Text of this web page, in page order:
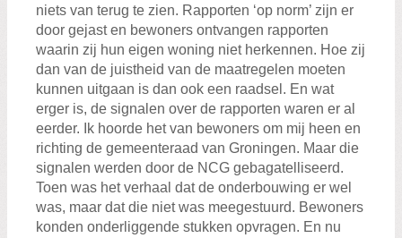
niets van terug te zien. Rapporten ‘op norm’ zijn er
door gejast en bewoners ontvangen rapporten
waarin zij hun eigen woning niet herkennen. Hoe zij
dan van de juistheid van de maatregelen moeten
kunnen uitgaan is dan ook een raadsel. En wat
erger is, de signalen over de rapporten waren er al
eerder. Ik hoorde het van bewoners om mij heen en
richting de gemeenteraad van Groningen. Maar die
signalen werden door de NCG gebagatelliseerd.
Toen was het verhaal dat de onderbouwing er wel
was, maar dat die niet was meegestuurd. Bewoners
konden onderliggende stukken opvragen. En nu